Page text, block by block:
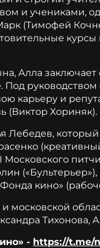
и учениками,
(Тимофей
Алла
Под
карьеру и
(Виктор Хориняк).
Лебедев,
Московского
кино»
- https://t.me/